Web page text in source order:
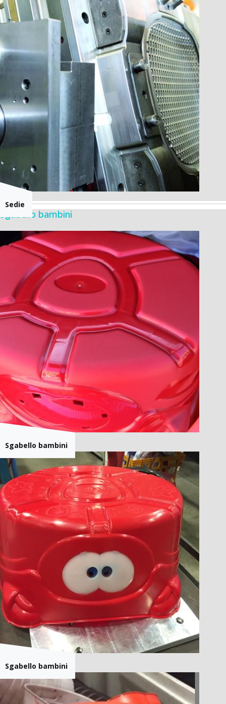
Sedie
Sgabello bambini
Sgabello bambini
Sgabello bambini